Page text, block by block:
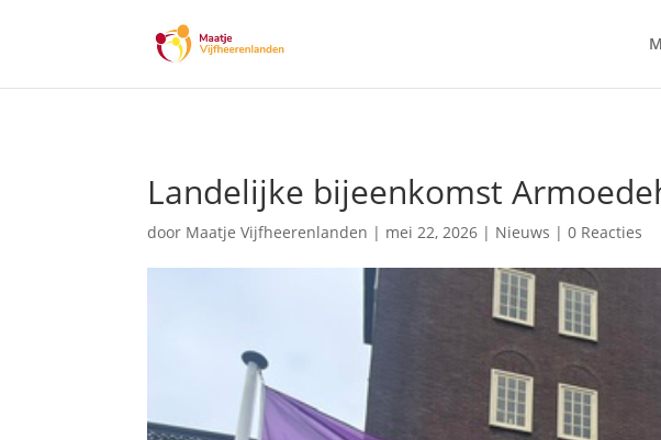
Landelijke bijeenkomst
door Maatje Vijfheerenlanden | mei 22, 2026 | Nieuws |0 Reacties